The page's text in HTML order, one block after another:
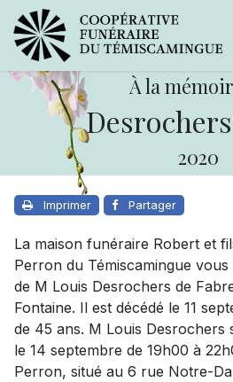
À la
2020
Imprimer Partager
La maison funéraire Robert et
Perron du Témiscamingue
de M Louis Desrochers de
Fontaine. Il est décédé le 11
de 45 ans. M Louis Desrochers
le 14 septembre de 19h00 à
Perron, situé au 6 rue Notre-